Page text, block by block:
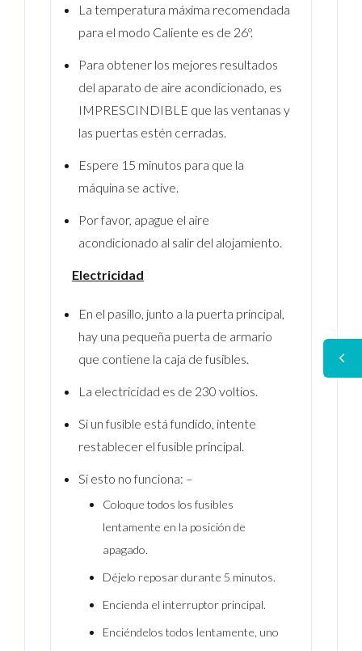
La temperatura máxima recomendada
para el modo Caliente es de 26º.
Para obtener los mejores resultados
del aparato de aire acondicionado, es
IMPRESCINDIBLE que las ventanas y
las puertas estén cerradas.
Espere 15 minutos para que la
máquina se active.
Por favor, apague el aire
acondicionado al salir del alojamiento.
Electricidad
En el pasillo, junto a la puerta principal,
hay una pequeña puerta de armario
que contiene la caja de fusibles.
La electricidad es de 230 voltios.
Si un fusible está fundido, intente
restablecer el fusible principal.
Si esto no funciona: –
Coloque todos los fusibles
lentamente en la posición de
apagado.
Déjelo reposar durante 5 minutos.
Encienda el interruptor principal.
Enciéndelos todos lentamente, uno